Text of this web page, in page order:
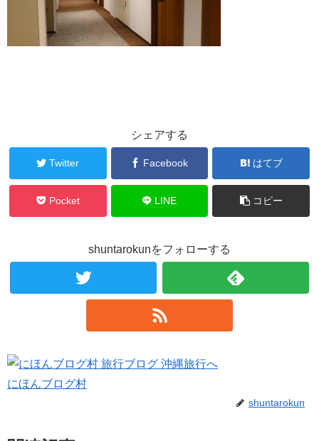
シェアする
Twitter Facebook はてブ
Pocket LINE コピー
shuntarokunをフォローする
にほんブログ村
shuntarokun